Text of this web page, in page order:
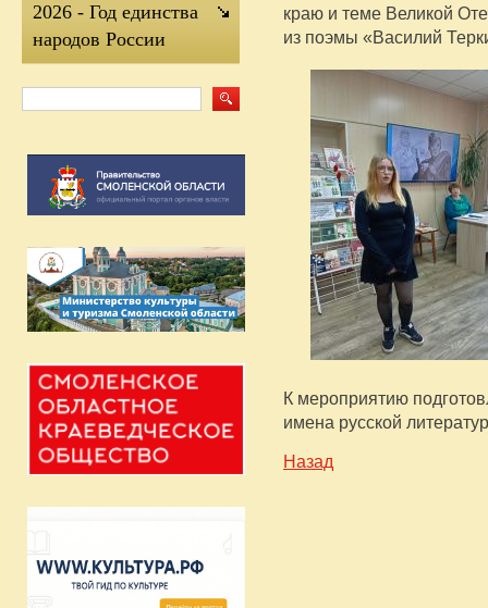
краю и теме Великой
из поэмы «Василий
К мероприятию
имена русской
Назад
2026 - Год единства
народов России